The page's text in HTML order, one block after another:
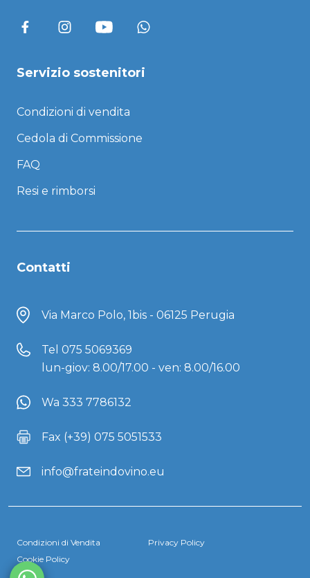
Servizio sostenitori
Condizioni di vendita
Cedola di Commissione
FAQ
Resi e rimborsi
Contatti
Via Marco Polo, 1bis - 06125 Perugia
Tel 075 5069369
lun-giov: 8.00/17.00 - ven: 8.00/16.00
Wa 333 7786132
Fax (+39) 075 5051533
info@frateindovino.eu
Condizioni di Vendita
Privacy Policy
Cookie Policy